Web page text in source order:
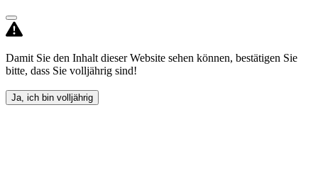
Damit Sie den Inhalt dieser Website sehen können, bestätigen Sie
bitte, dass Sie volljährig sind!
Ja, ich bin volljährig